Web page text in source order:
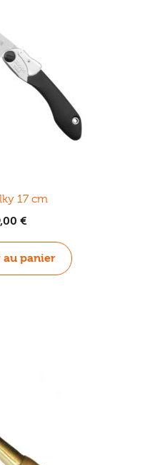
produit
17 cm
€
panier